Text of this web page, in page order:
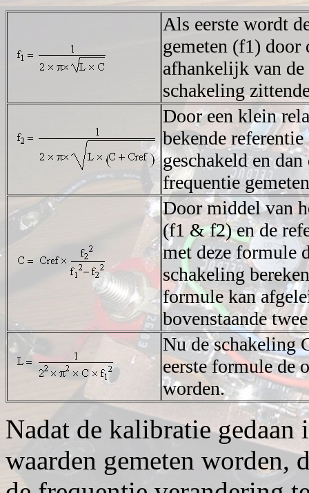
Als eerste wordt
gemeten (f1) door
afhankelijk van
schakeling
Door een klein
bekende
geschakeld en
frequentie
Door middel van
(f1 & f2) en de
met deze formule
schakeling
formule kan
bovenstaande
Nu de schakeling
eerste formule de
worden.
Nadat de kalibratie
waarden gemeten worden,